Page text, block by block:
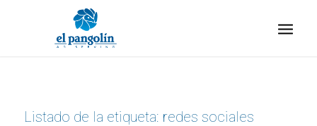
Listado de la etiqueta: redes sociales